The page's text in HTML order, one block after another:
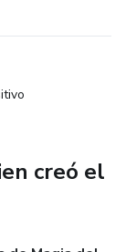
creó el